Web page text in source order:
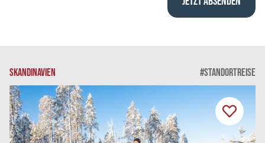
SKANDINAVIEN #STANDORTREISE